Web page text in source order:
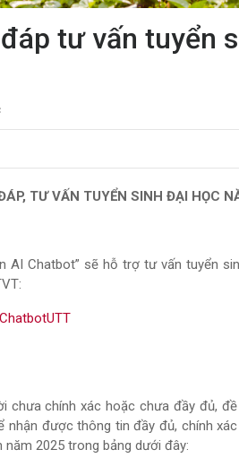
tư vấn tuyển
TƯ VẤN TUYỂN SINH ĐẠI HỌC
AI Chatbot” sẽ hỗ trợ tư vấn tuyển
chưa chính xác hoặc chưa đầy đủ,
nhận được thông tin đầy đủ, chính
2025 trong bảng dưới đây: